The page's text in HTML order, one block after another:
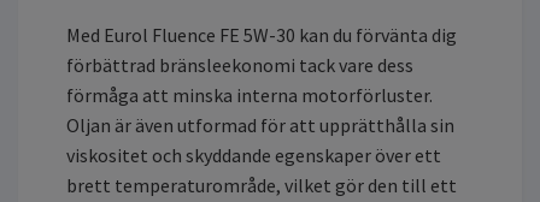
Med Eurol Fluence FE 5W-30 kan du förvänta dig
förbättrad bränsleekonomi tack vare dess
förmåga att minska interna motorförluster.
Oljan är även utformad för att upprätthålla sin
viskositet och skyddande egenskaper över ett
brett temperaturområde, vilket gör den till ett